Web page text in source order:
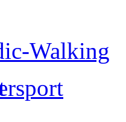
Walking